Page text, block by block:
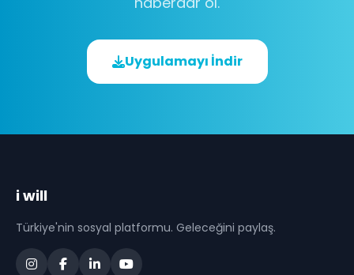
Uygulamayı İndir
i will
Türkiye'nin sosyal platformu. Geleceğini paylaş.